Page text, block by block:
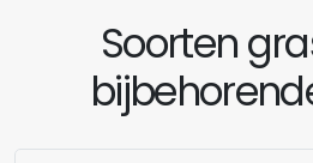
Soorten